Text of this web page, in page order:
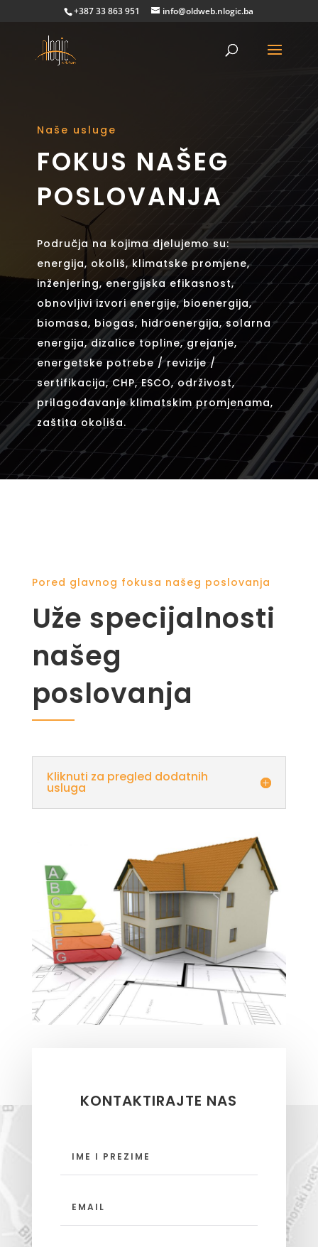
+387 33 863 951 info@oldweb.nlogic.ba
Naše usluge
FOKUS NAŠEG
POSLOVANJA
Područja na kojima djelujemo su:
energija, okoliš, klimatske promjene,
inženjering, energijska efikasnost,
obnovljivi izvori energije, bioenergija,
biomasa, biogas, hidroenergija, solarna
energija, dizalice topline, grejanje,
energetske potrebe / revizije /
sertifikacija, CHP, ESCO, održivost,
prilagođavanje klimatskim promjenama,
zaštita okoliša.
Pored glavnog fokusa našeg poslovanja
Uže specijalnosti
našeg
poslovanja
Kliknuti za pregled dodatnih
usluga
KONTAKTIRAJTE NAS